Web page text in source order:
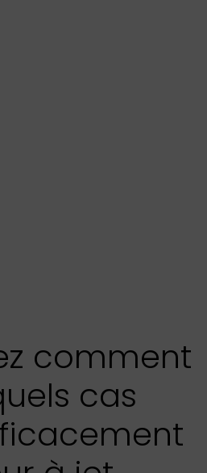
comment
cas